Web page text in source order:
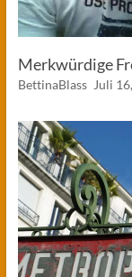
Merkwürdige
BettinaBlass Juli